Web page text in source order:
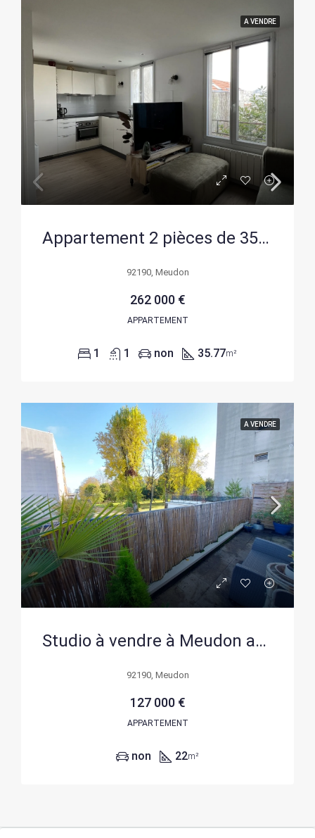
A VENDRE
Appartement 2 pièces de 35m² à Meudon avec vue dégagée et proximité des transports
92190, Meudon
262 000 €
APPARTEMENT
1 1 non 35.77m²
A VENDRE
Studio à vendre à Meudon avec vue sur le parc
92190, Meudon
127 000 €
APPARTEMENT
non 22m²